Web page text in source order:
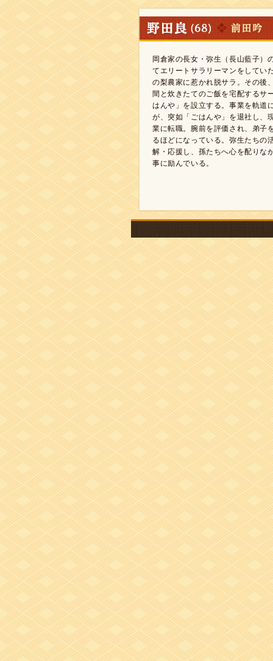
岡倉家の長女・弥生（長山藍子）
てエリートサラリーマンをしてい
の梨農家に惹かれ脱サラ。その後
間と炊きたてのご飯を宅配するサ
はんや」を設立する。事業を軌道
が、突如「ごはんや」を退社し、
業に転職。腕前を評価され、弟子
るほどになっている。弥生たちの
解・応援し、孫たちへ心を配りな
事に励んでいる。